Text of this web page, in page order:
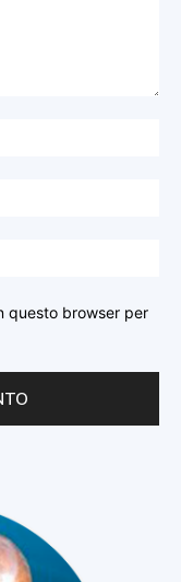
questo browser per